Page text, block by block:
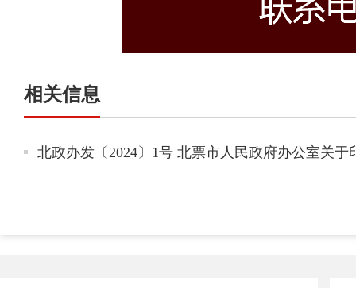
相关信息
北政办发〔2024〕1号 北票市人民政府办公室关